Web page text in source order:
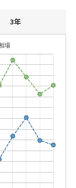
3年